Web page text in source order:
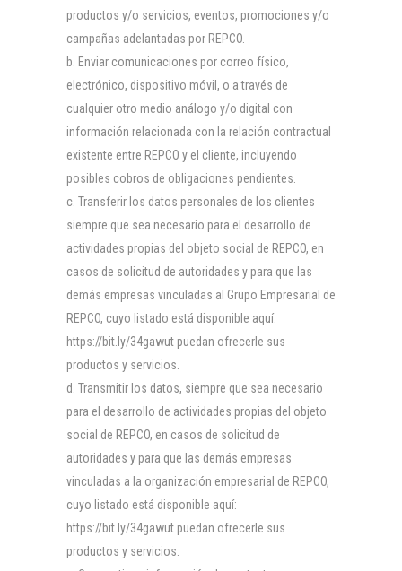
productos y/o servicios, eventos, promociones y/o
campañas adelantadas por REPCO.
Enviar comunicaciones por correo físico,
electrónico, dispositivo móvil, o a través de
cualquier otro medio análogo y/o digital con
información relacionada con la relación contractual
existente entre REPCO y el cliente, incluyendo
posibles cobros de obligaciones pendientes.
Transferir los datos personales de los clientes
siempre que sea necesario para el desarrollo de
actividades propias del objeto social de REPCO, en
casos de solicitud de autoridades y para que las
demás empresas vinculadas al Grupo Empresarial de
REPCO, cuyo listado está disponible aquí:
https://bit.ly/34gawut puedan ofrecerle sus
productos y servicios.
Transmitir los datos, siempre que sea necesario
para el desarrollo de actividades propias del objeto
social de REPCO, en casos de solicitud de
autoridades y para que las demás empresas
vinculadas a la organización empresarial de REPCO,
cuyo listado está disponible aquí:
https://bit.ly/34gawut puedan ofrecerle sus
productos y servicios.